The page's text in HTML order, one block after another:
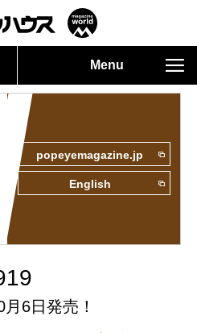
Menu
popeyemagazine.jp
English
6日発売！